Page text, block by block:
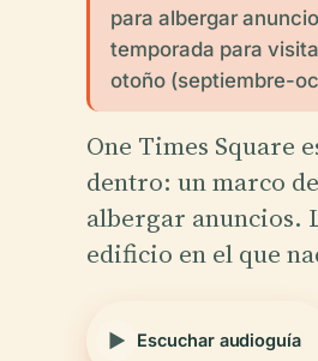
para albergar
temporada para
otoño (septiembre-
One Times Square
dentro: un marco
albergar anuncios.
edificio en el que
Escuchar audioguía